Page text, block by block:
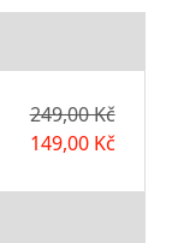
249,00 Kč
149,00 Kč